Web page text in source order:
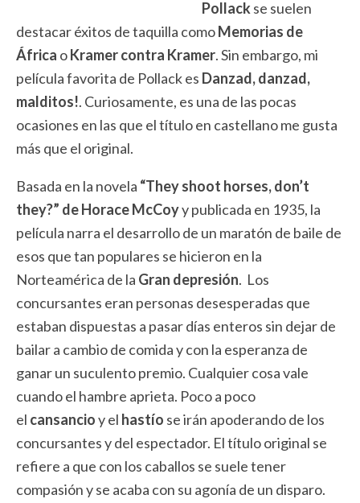
Pollackse suelen
destacar éxitos de taquilla comoMemorias de
África oKramer contra Kramer. Sin embargo, mi
película favorita de Pollack es Danzad, danzad,
malditos!. Curiosamente, es una de las pocas
ocasiones en las que el título en castellano me gusta
más que el original.
Basada en la novela “They shoot horses, don’t
they?” de Horace McCoyy publicada en 1935, la
película narra el desarrollo de un maratón de baile de
esos que tan populares se hicieron en la
Norteamérica de la Gran depresión. Los
concursantes eran personas desesperadas que
estaban dispuestas a pasar días enteros sin dejar de
bailar a cambio de comida y con la esperanza de
ganar un suculento premio. Cualquier cosa vale
cuando el hambre aprieta. Poco a poco
el cansancioy el hastío se irán apoderando de los
concursantes y del espectador. El título original se
refiere a que con los caballos se suele tener
compasión y se acaba con su agonía de un disparo.